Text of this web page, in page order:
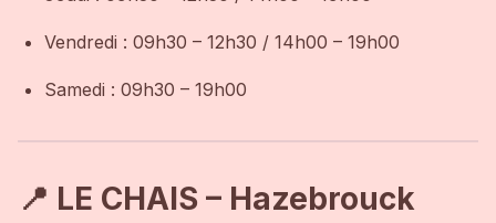
Vendredi : 09h30 – 12h30 / 14h00 – 19h00
Samedi : 09h30 – 19h00
📍 LE CHAIS – Hazebrouck